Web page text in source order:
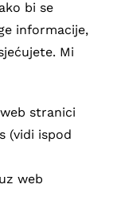
bi se
informacije,
Mi
stranici
(vidi ispod
web